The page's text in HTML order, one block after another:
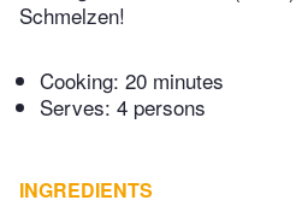
Schmelzen!
Cooking: 20 minutes
Serves: 4 persons
INGREDIENTS